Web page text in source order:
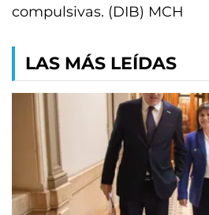
compulsivas. (DIB) MCH
LAS MÁS LEÍDAS